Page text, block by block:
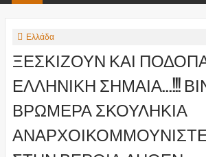
Ελλάδα
ΞΕΣΚΙΖΟΥΝ ΚΑΙ
ΕΛΛΗΝΙΚΗ ΣΗΜΑΙΑ...!!!
ΒΡΩΜΕΡΑ ΣΚΟΥΛΗΚΙΑ